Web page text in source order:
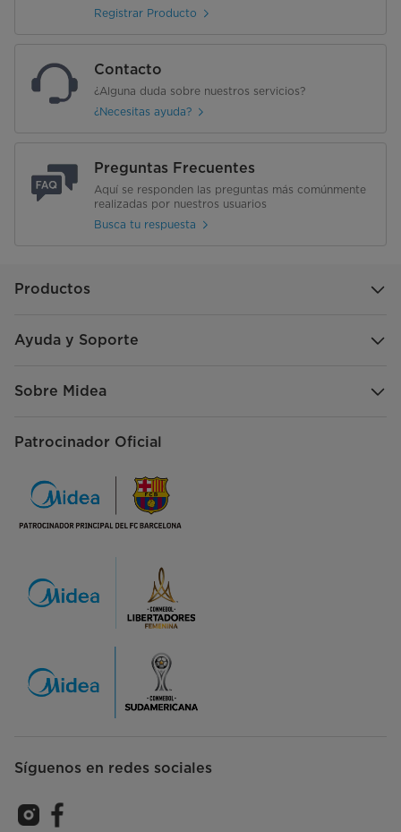
Registrar Producto
Contacto
¿Alguna duda sobre nuestros servicios?
¿Necesitas ayuda?
Preguntas Frecuentes
Aquí se responden las preguntas más comúnmente
realizadas por nuestros usuarios
Busca tu respuesta
Productos
Ayuda y Soporte
Sobre Midea
Patrocinador Oficial
Síguenos en redes sociales